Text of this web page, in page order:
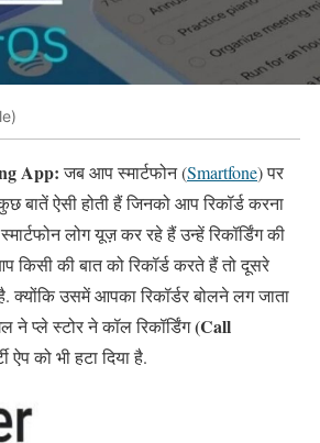
App:जब आप स्मार्टफोन (Smartfone) पर
बातें ऐसी होती हैं जिनको आप रिकॉर्ड करना
लोग यूज़ कर रहे हैं उन्हें रिकॉर्डिंग की
किसी की बात को रिकॉर्ड करते हैं तो दूसरे
क्योंकि उसमें आपका रिकॉर्डर बोलने लग जाता
प्ले स्टोर ने कॉल रिकॉर्डिंग(Call
ऐप को भी हटा दिया है.